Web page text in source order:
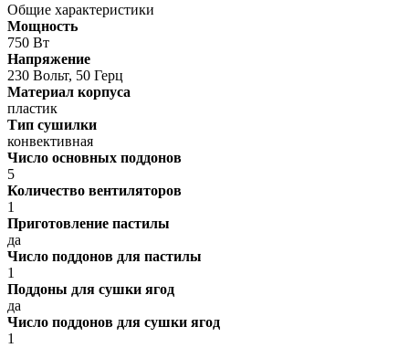
Общие характеристики
Мощность
750 Вт
Напряжение
230 Вольт, 50 Герц
Материал корпуса
пластик
Тип сушилки
конвективная
Число основных поддонов
5
Количество вентиляторов
1
Приготовление пастилы
да
Число поддонов для пастилы
1
Поддоны для сушки ягод
да
Число поддонов для сушки ягод
1